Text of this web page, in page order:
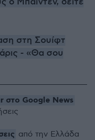
στη Σουίφτ
- «Θα σου
στο Google News
από την Ελλάδα